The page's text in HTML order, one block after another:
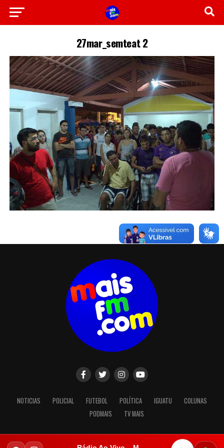
27mar_semteat 2
NOTICIAS POLICIAL FUTEBOL POLÍTICA IGUATU
COLUNAS
PODMAIS
TV MAIS